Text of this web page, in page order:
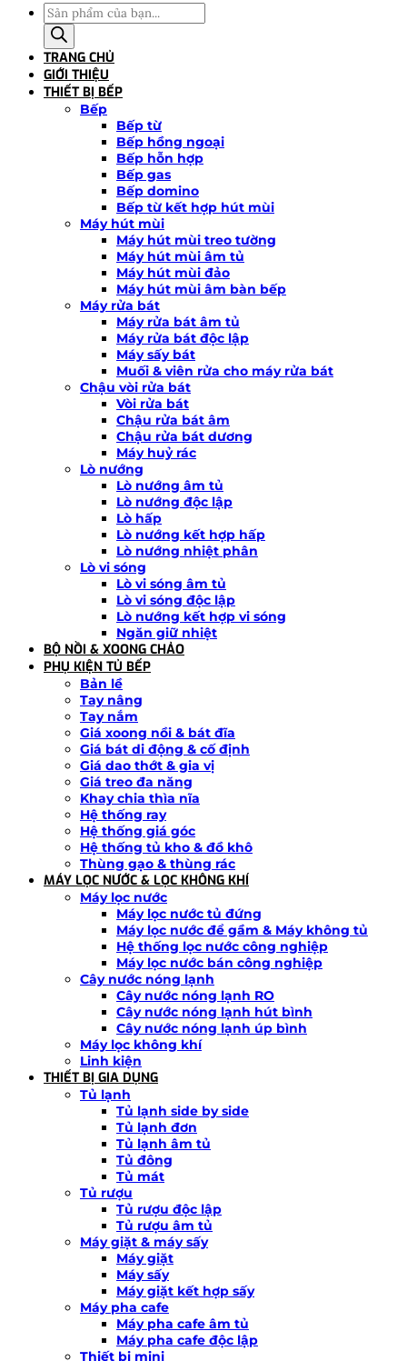
Tìm
kiếm
sản
phẩm
TRANG CHỦ
GIỚI THIỆU
THIẾT BỊ BẾP
Bếp
Bếp từ
Bếp hồng ngoại
Bếp hỗn hợp
Bếp gas
Bếp domino
Bếp từ kết hợp hút mùi
Máy hút mùi
Máy hút mùi treo tường
Máy hút mùi âm tủ
Máy hút mùi đảo
Máy hút mùi âm bàn bếp
Máy rửa bát
Máy rửa bát âm tủ
Máy rửa bát độc lập
Máy sấy bát
Muối & viên rửa cho máy rửa bát
Chậu vòi rửa bát
Vòi rửa bát
Chậu rửa bát âm
Chậu rửa bát dương
Máy huỷ rác
Lò nướng
Lò nướng âm tủ
Lò nướng độc lập
Lò hấp
Lò nướng kết hợp hấp
Lò nướng nhiệt phân
Lò vi sóng
Lò vi sóng âm tủ
Lò vi sóng độc lập
Lò nướng kết hợp vi sóng
Ngăn giữ nhiệt
BỘ NỒI & XOONG CHẢO
PHỤ KIỆN TỦ BẾP
Bản lề
Tay nâng
Tay nắm
Giá xoong nồi & bát đĩa
Giá bát di động & cố định
Giá dao thớt & gia vị
Giá treo đa năng
Khay chia thìa nĩa
Hệ thống ray
Hệ thống giá góc
Hệ thống tủ kho & đồ khô
Thùng gạo & thùng rác
MÁY LỌC NƯỚC & LỌC KHÔNG KHÍ
Máy lọc nước
Máy lọc nước tủ đứng
Máy lọc nước để gầm & Máy không tủ
Hệ thống lọc nước công nghiệp
Máy lọc nước bán công nghiệp
Cây nước nóng lạnh
Cây nước nóng lạnh RO
Cây nước nóng lạnh hút bình
Cây nước nóng lạnh úp bình
Máy lọc không khí
Linh kiện
THIẾT BỊ GIA DỤNG
Tủ lạnh
Tủ lạnh side by side
Tủ lạnh đơn
Tủ lạnh âm tủ
Tủ đông
Tủ mát
Tủ rượu
Tủ rượu độc lập
Tủ rượu âm tủ
Máy giặt & máy sấy
Máy giặt
Máy sấy
Máy giặt kết hợp sấy
Máy pha cafe
Máy pha cafe âm tủ
Máy pha cafe độc lập
Thiết bị mini